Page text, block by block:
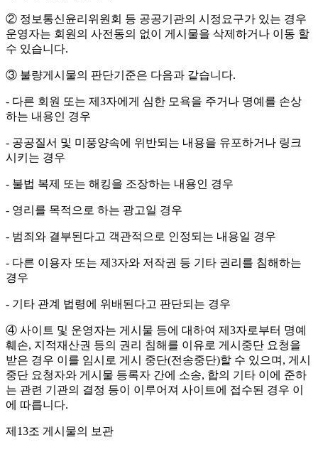
② 정보통신윤리위원회 등 공공기관의 시정요구가 있는 경우
운영자는 회원의 사전동의 없이 게시물을 삭제하거나 이동 할
수 있습니다.
③ 불량게시물의 판단기준은 다음과 같습니다.
- 다른 회원 또는 제3자에게 심한 모욕을 주거나 명예를 손상
하는 내용인 경우
- 공공질서 및 미풍양속에 위반되는 내용을 유포하거나 링크
시키는 경우
- 불법 복제 또는 해킹을 조장하는 내용인 경우
- 영리를 목적으로 하는 광고일 경우
- 범죄와 결부된다고 객관적으로 인정되는 내용일 경우
- 다른 이용자 또는 제3자와 저작권 등 기타 권리를 침해하는
경우
- 기타 관계 법령에 위배된다고 판단되는 경우
④ 사이트 및 운영자는 게시물 등에 대하여 제3자로부터 명예
훼손, 지적재산권 등의 권리 침해를 이유로 게시중단 요청을
받은 경우 이를 임시로 게시 중단(전송중단)할 수 있으며, 게시
중단 요청자와 게시물 등록자 간에 소송, 합의 기타 이에 준하
는 관련 기관의 결정 등이 이루어져 사이트에 접수된 경우 이
에 따릅니다.
제13조 게시물의 보관